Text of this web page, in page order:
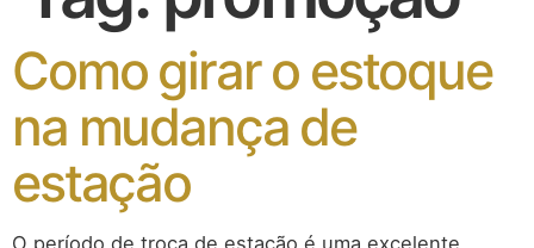
Como girar o estoque
na mudança de
estação
O período de troca de estação é uma excelente